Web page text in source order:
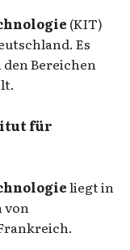
(KIT)
Es
Bereichen
für
liegt in
von